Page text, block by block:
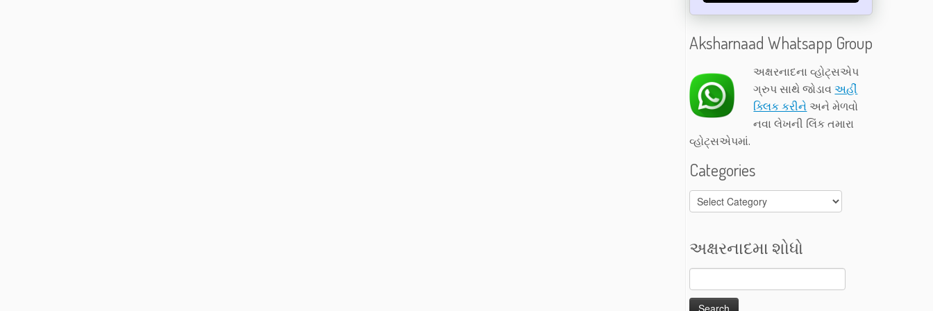
Aksharnaad Whatsapp Group
અક્ષરનાદના વ્હોટ્સએપ
ગ્રુપ સાથે જોડાવઅહીં
ક્લિક કરીને અને મેળવો
નવા લેખની લિંક તમારા
વ્હોટ્સએપમાં.
Categories
Categories
અક્ષરનાદમા શોધો